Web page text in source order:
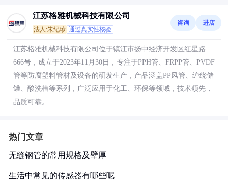
江苏格雅机械科技有限公司
法人:朱纪珍 通过真实性核验
咨询 进店
江苏格雅机械科技有限公司位于镇江市扬中经济开发区红星路
666号，成立于2023年11月30日，专注于PPH管、FRPP管、PVDF
管等防腐塑料管材及设备的研发生产，产品涵盖PP风管、缠绕储
罐、酸洗槽等系列，广泛应用于化工、环保等领域，技术领先，
品质可靠。
热门文章
无缝钢管的常用规格及壁厚
生活中常见的传感器有哪些呢